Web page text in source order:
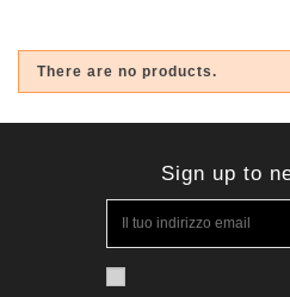
There are no products.
Sign up to